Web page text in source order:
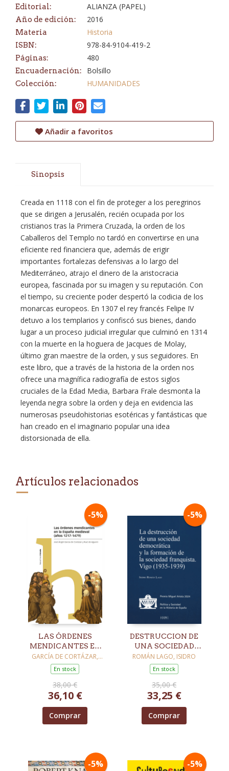
Editorial: ALIANZA (PAPEL)
Año de edición: 2016
Materia Historia
ISBN: 978-84-9104-419-2
Páginas: 480
Encuadernación: Bolsillo
Colección: HUMANIDADES
Añadir a favoritos
Sinopsis
Creada en 1118 con el fin de proteger a los peregrinos
que se dirigen a Jerusalén, recién ocupada por los
cristianos tras la Primera Cruzada, la orden de los
Caballeros del Templo no tardó en convertirse en una
eficiente red financiera que, además de erigir
importantes fortalezas defensivas a lo largo del
Mediterráneo, atrajo el dinero de la aristocracia
europea, fascinada por su imagen y su reputación. Con
el tiempo, su creciente poder despertó la codicia de los
monarcas europeos. En 1307 el rey francés Felipe IV
detuvo a los templarios y confiscó sus bienes, dando
lugar a un proceso judicial irregular que culminó en 1314
con la muerte en la hoguera de Jacques de Molay,
último gran maestre de la orden, y sus seguidores. En
este libro, que a través de la historia de la orden nos
ofrece una magnífica radiografía de estos siglos
cruciales de la Edad Media, Barbara Frale desmonta la
leyenda negra sobre la orden y deja en evidencia las
numerosas pseudohistorias esotéricas y fantásticas que
han creado en el imaginario popular una idea
distorsionada de ella.
Artículos relacionados
-5%
LAS ÓRDENES
MENDICANTES EN
LA ESPAÑA
MEDIEVAL (AÑOS
1217-1479)
GARCÍA DE CORTÁZAR,
FERNANDO
En stock
38,00 €
36,10 €
Comprar
-5%
DESTRUCCION DE
UNA SOCIEDAD
DEMOCRATICA Y LA
FORMACION DE
ROMÁN LAGO, ISIDRO
En stock
35,00 €
33,25 €
Comprar
-5% -5%